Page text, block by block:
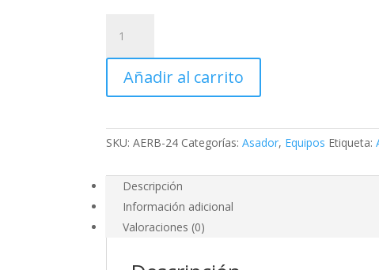
AERB-
24,
Asador
a
24"
cantidad
Añadir al carrito
SKU:AERB-24 Categorías:Asador, Equipos Etiqueta:
Descripción
Información adicional
Valoraciones (0)